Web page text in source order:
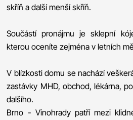
skříň a další menší skříň.
Součástí pronájmu je sklepní
kterou oceníte zejména v letních
V blízkosti domu se nachází
zastávky MHD, obchod, lékárna,
dalšího.
Brno - Vinohrady patří mezi